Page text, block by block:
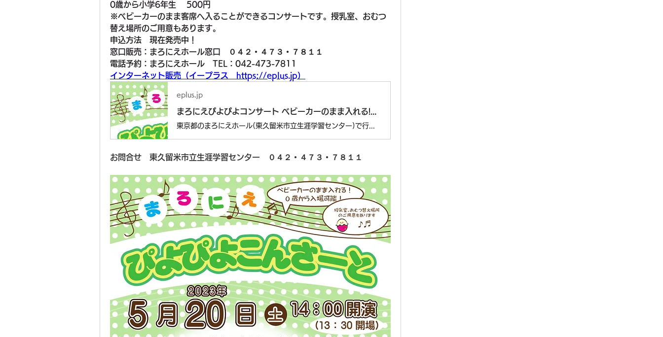
0歳から小学6年生　 500円
※ベビーカーのまま客席へ入ることができるコンサートです。授乳室、おむつ
替え場所のご用意もあります。
申込方法 現在発売中！
窓口販売：まろにえホール窓口　０４２・４７３・７８１１
電話予約：まろにえホール　TEL：042-473-7811
インターネット販売（イープラス　https://eplus.jp）
eplus.jp
お問合せ 東久留米市立生涯学習センター　０４２・４７３・７８１１